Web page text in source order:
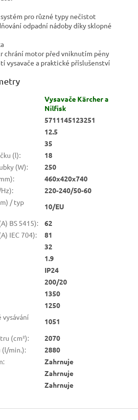
pro různé typy nečistot
odpadní nádoby díky sklopné
chrání motor před vniknutím pěny
vysavače a praktické příslušenství
Vysavače Kärcher a
Nilfisk
5711145123251
12.5
35
(l):
18
(W):
250
:
460x420x740
:
220-240/50-60
/ typ
10/EU
BS 5415):
62
IEC 704):
81
32
1.9
IP24
200/20
1350
1250
1051
(cm²):
2070
(l/min.):
2880
:
Zahrnuje
Zahrnuje
Zahrnuje